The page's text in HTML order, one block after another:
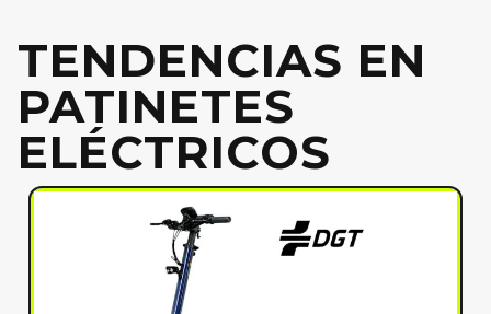
TENDENCIAS EN
PATINETES
ELÉCTRICOS